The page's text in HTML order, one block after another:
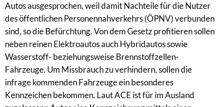
Autos ausgesprochen, weil damit Nachteile für die Nutzer
des öffentlichen Personennahverkehrs (ÖPNV) verbunden
sind, so die Befürchtung. Von dem Gesetz profitieren sollen
neben reinen Elektroautos auch Hybridautos sowie
Wasserstoff- beziehungsweise Brennstoffzellen-
Fahrzeuge. Um Missbrauch zu verhindern, sollen die
infrage kommenden Fahrzeuge ein besonderes
Kennzeichen bekommen. Laut ACE ist für im Ausland